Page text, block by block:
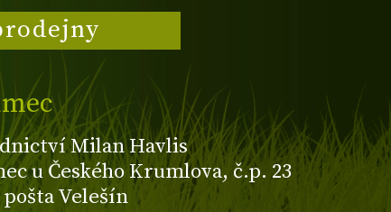
Milan Havlis
u Českého Krumlova, č.p. 23
pošta Velešín